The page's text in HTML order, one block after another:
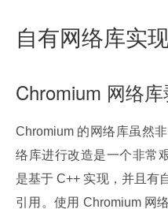
自有网络库实
Chromium 网络
Chromium 的网络库虽然
络库进行改造是一个非常
是基于 C++ 实现，并且有
引用。使用 Chromium 网